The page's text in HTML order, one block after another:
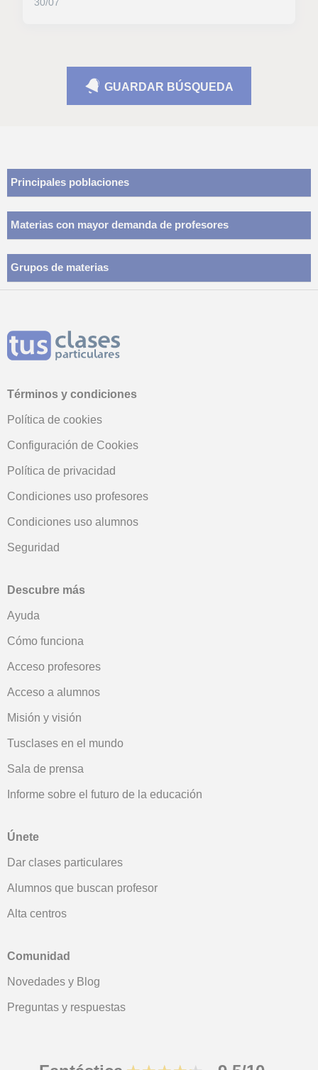
GUARDAR BÚSQUEDA
Principales poblaciones
Materias con mayor demanda de profesores
Grupos de materias
Términos y condiciones
Política de cookies
Configuración de Cookies
Política de privacidad
Condiciones uso profesores
Condiciones uso alumnos
Seguridad
Descubre más
Ayuda
Cómo funciona
Acceso profesores
Acceso a alumnos
Misión y visión
Tusclases en el mundo
Sala de prensa
Informe sobre el futuro de la educación
Únete
Dar clases particulares
Alumnos que buscan profesor
Alta centros
Comunidad
Novedades y Blog
Preguntas y respuestas